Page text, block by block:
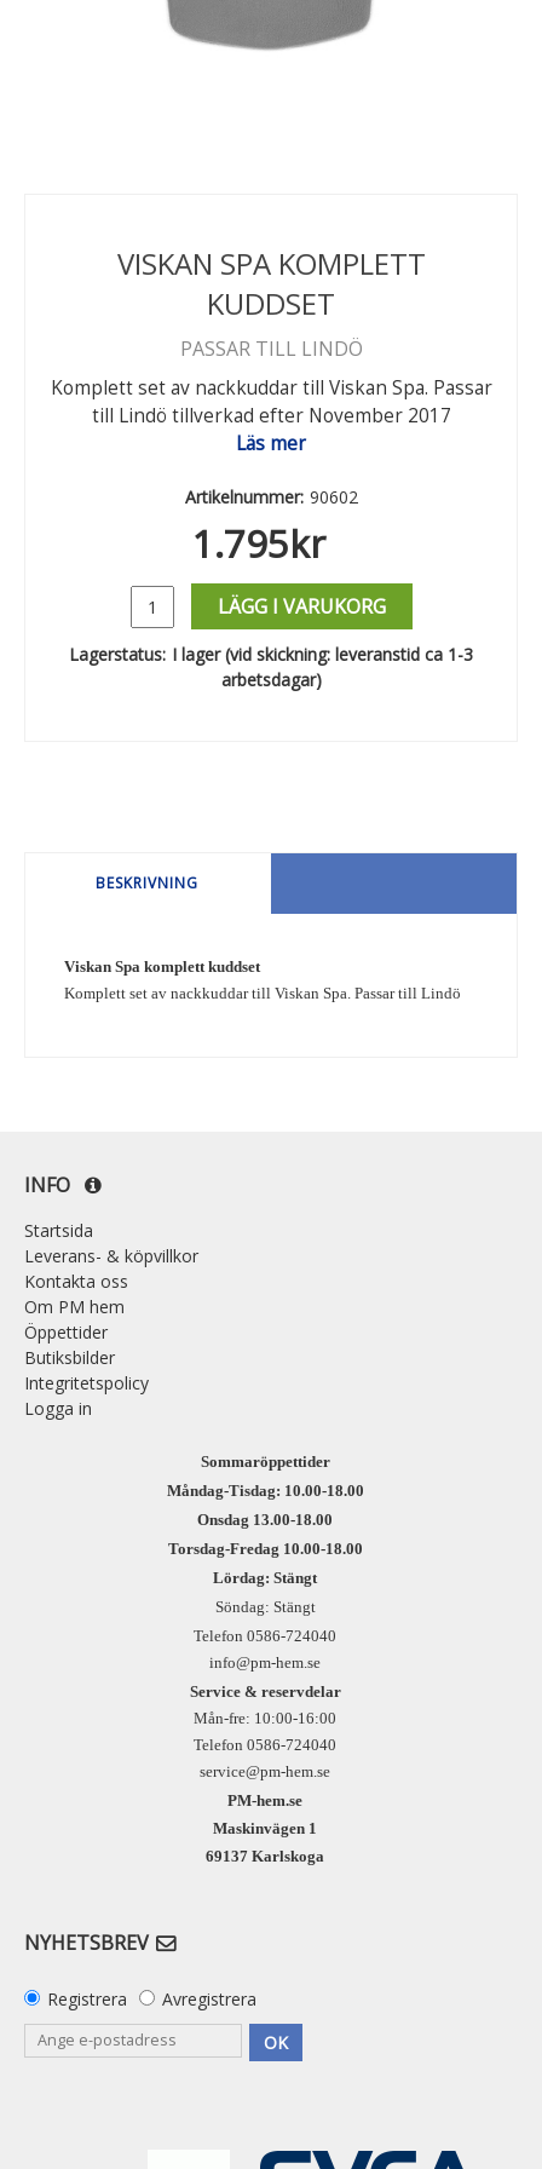
VISKAN SPA KOMPLETT
KUDDSET
PASSAR TILL LINDÖ
Komplett set av nackkuddar till Viskan Spa. Passar
till Lindö tillverkad efter November 2017
Läs mer
Artikelnummer: 90602
1.795kr
LÄGG I VARUKORG
Lagerstatus: I lager (vid skickning: leveranstid ca 1-3
arbetsdagar)
BESKRIVNING
Viskan Spa komplett kuddset
Komplett set av nackkuddar till Viskan Spa. Passar till Lindö
INFO
Startsida
Leverans- & köpvillkor
Kontakta oss
Om PM hem
Öppettider
Butiksbilder
Integritetspolicy
Logga in
Sommaröppettider
Måndag-Tisdag: 10.00-18.00
Onsdag 13.00-18.00
Torsdag-Fredag 10.00-18.00
Lördag: Stängt
Söndag: Stängt
Telefon 0586-724040
info@pm-hem.se
Service & reservdelar
Mån-fre: 10:00-16:00
Telefon 0586-724040
service@pm-hem.se
PM-hem.se
Maskinvägen 1
69137 Karlskoga
NYHETSBREV
Registrera
Avregistrera
OK